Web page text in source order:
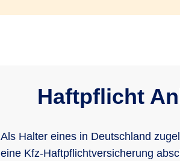
Haftpflicht
Als Halter eines in Deutschland
eine Kfz-Haftpflichtversicherung